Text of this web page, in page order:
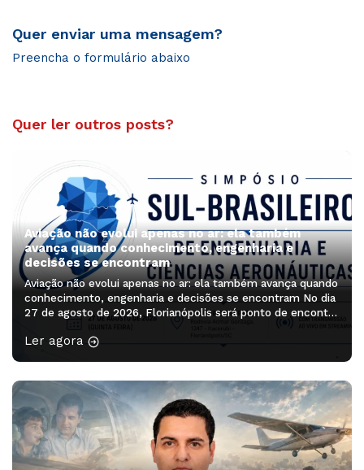
Quer enviar uma mensagem?
Preencha o formulário abaixo
Quer ler outros posts?
Aviação não evolui apenas no ar: ela também
avança quando conhecimento, engenharia e
decisões se encontram
Aviação não evolui apenas no ar: ela também avança quando
conhecimento, engenharia e decisões se encontram No dia
27 de agosto de 2026, Florianópolis será ponto de encontro
de profissionais, pesquisadores, estudantes e lideranças
que ajudam a pensar os próximos caminhos da aviação. O
Ler agora